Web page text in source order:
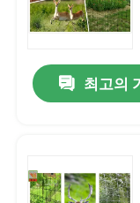
인용문을 요구하
내밀린 플라스틱
농업 그물세공
최고의